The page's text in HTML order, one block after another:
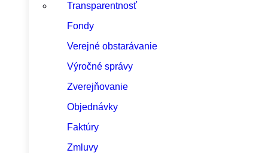
Transparentnosť
Fondy
Verejné obstarávanie
Výročné správy
Zverejňovanie
Objednávky
Faktúry
Zmluvy